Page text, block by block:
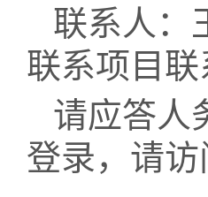
联系人：
联系项目联
请应答人
登录，请